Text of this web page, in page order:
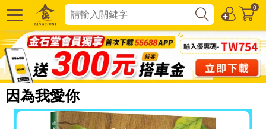
0
因為我愛你